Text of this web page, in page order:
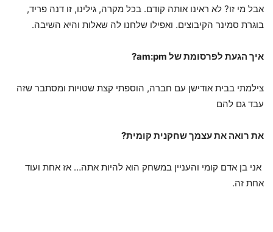
אבל מי זו? לא ראינו אותה קודם. בכל מקרה, גילינו, זו דנה פריד,
בוגרת סמינר הקיבוצים. ואפילו שלחנו לה שאלות והיא השיבה.
איך הגעת לפרסומת של am:pm?
צילמתי בבית אודישן עם חברה, הוספתי קצת שטויות ומסתבר שזה
עבד גם להם
את רואה את עצמך שחקנית קומית?
אני בן אדם קומי והעניין במשחק הוא להיות אתה… אז אחת ועוד
אחת זה.